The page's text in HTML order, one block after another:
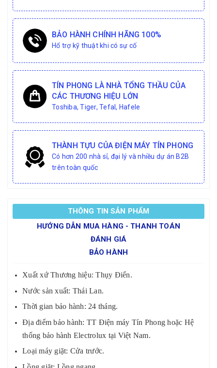
BẢO HÀNH CHÍNH HÃNG 100%
Hổ trợ kỹ thuật khi có sự cố
TÍN PHONG LÀ NHÀ TỔNG THẦU CỦA
CÁC THƯƠNG HIỆU LỚN
Toshiba, Tiger, Tefal, Hafele
THÀNH TỰU CỦA ĐIỆN MÁY TÍN PHONG
Có hơn 200 nhà sỉ, đại lý và nhiều dự án B2B
trên toàn quốc
THÔNG TIN SẢN PHẨM
HƯỚNG DẪN MUA HÀNG - THANH TOÁN
ĐÁNH GIÁ
BẢO HÀNH
Xuất xứ Thương hiệu: Thụy Điển.
Nước sản xuất: Thái Lan.
Thời gian bảo hành: 24 tháng.
Địa điểm bảo hành: TT Điện máy Tín Phong hoặc Hệ
thống bảo hành Electrolux tại Việt Nam.
Loại máy giặt: Cửa trước.